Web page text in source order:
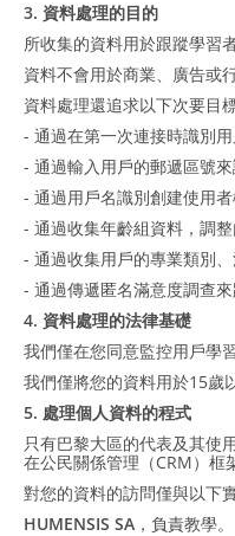
3. 資料處理的目的
所收集的資料用於跟蹤學習
資料不會用於商業、廣告或
資料處理還追求以下次要目
- 通過在第一次連接時識別
- 通過輸入用戶的郵遞區號
- 通過用戶名識別創建使用
- 通過收集年齡組資料，調
- 通過收集用戶的專業類別
- 通過傳遞匿名滿意度調查來
4. 資料處理的法律基礎
我們僅在您同意監控用戶學
我們僅將您的資料用於15歲
5. 處理個人資料的程式
只有巴黎大區的代表及其使
在公民關係管理（CRM）框
對您的資料的訪問僅與以下
HUMENSIS SA ，負責教學。